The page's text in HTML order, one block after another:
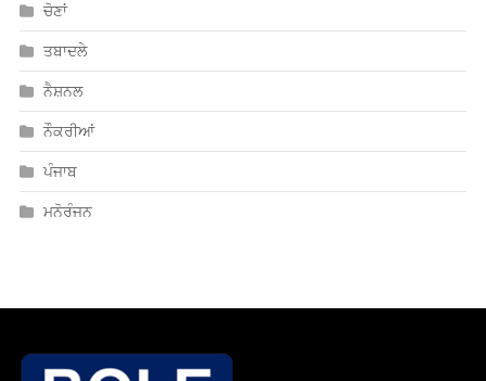
ਚੋਣਾਂ
ਤਬਾਦਲੇ
ਨੈਸ਼ਨਲ
ਨੌਕਰੀਆਂ
ਪੰਜਾਬ
ਮਨੋਰੰਜਨ